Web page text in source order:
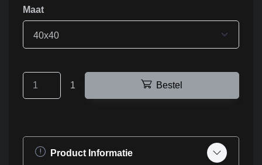
Maat
40x40
1 Bestel
Product Informatie